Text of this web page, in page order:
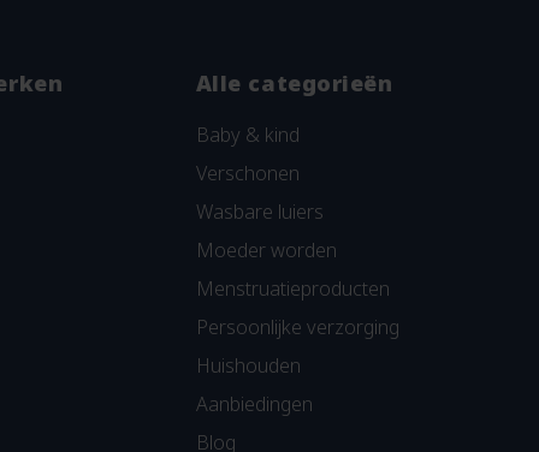
Alle categorieën
Baby & kind
Verschonen
Wasbare luiers
Moeder worden
Menstruatieproducten
Persoonlijke verzorging
Huishouden
Aanbiedingen
Blog